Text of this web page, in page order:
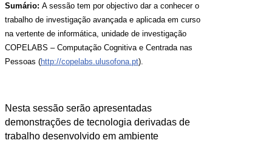
Sumário: A sessão tem por objectivo dar a conhecer o
trabalho de investigação avançada e aplicada em curso
na vertente de informática, unidade de investigação
COPELABS – Computação Cognitiva e Centrada nas
Pessoas (http://copelabs.ulusofona.pt).
Nesta sessão serão apresentadas
demonstrações de tecnologia derivadas de
trabalho desenvolvido em ambiente